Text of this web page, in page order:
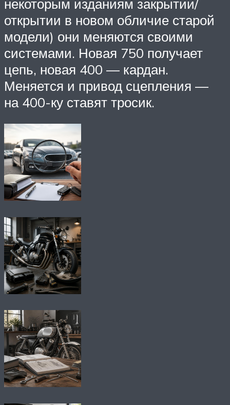
некоторым изданиям закрытии/
открытии в новом обличие старой
модели) они меняются своими
системами. Новая 750 получает
цепь, новая 400 — кардан.
Меняется и привод сцепления —
на 400-ку ставят тросик.